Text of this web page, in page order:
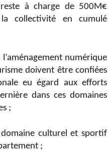
à charge de 500M€
collectivité en cumulé
l’aménagement numérique
doivent être confiées
eu égard aux efforts
dans ces domaines
;
culturel et sportif
;